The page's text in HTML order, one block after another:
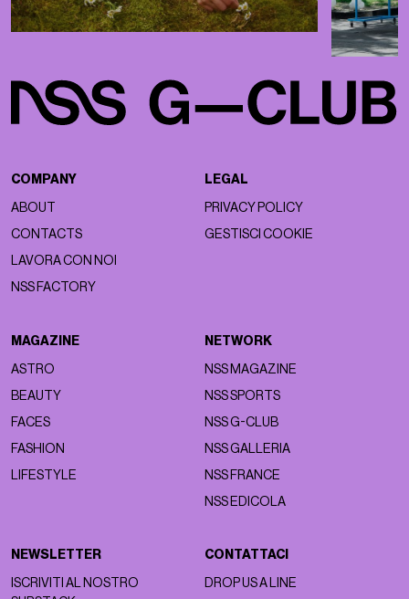
COMPANY
ABOUT
CONTACTS
LAVORA CON NOI
NSS FACTORY
LEGAL
PRIVACY POLICY
GESTISCI COOKIE
MAGAZINE
ASTRO
BEAUTY
FACES
FASHION
LIFESTYLE
NETWORK
NSS MAGAZINE
NSS SPORTS
NSS G-CLUB
NSS GALLERIA
NSS FRANCE
NSS EDICOLA
NEWSLETTER
ISCRIVITI AL NOSTRO
CONTATTACI
DROP US A LINE